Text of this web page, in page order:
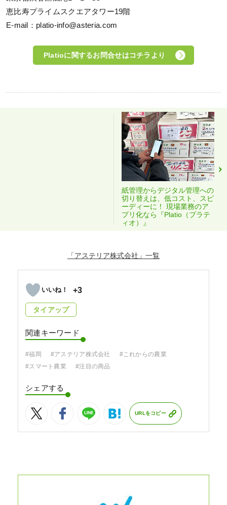
恵比寿プライムスクエアタワー19階
E-mail：platio-info@asteria.com
Platioに関するお問合せはコチラより
紙管理からデジタル管理への
切り替えは、低コスト、スピ
ーディーに！ 現場業務のア
プリ化なら『Platio（プラテ
ィオ）』
「アステリア株式会社」
+3
タイアップ
関連キーワード
#福岡 #アステリア株式会社
#これからの農業
#スマート農業
#注目の商品
シェアする
URLをコピー